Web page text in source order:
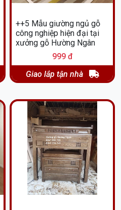
++5 Mẫu giường ngủ gỗ
công nghiệp hiện đại tại
xưởng gỗ Hường Ngân
999 đ
Giao lắp tận nhà